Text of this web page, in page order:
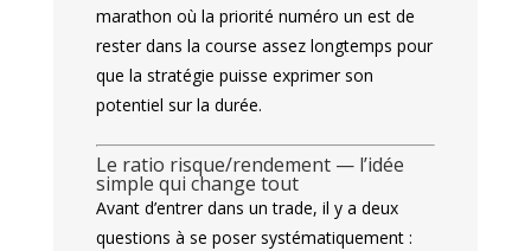
marathon où la priorité numéro un est de
rester dans la course assez longtemps pour
que la stratégie puisse exprimer son
potentiel sur la durée.
Le ratio risque/rendement — l’idée
simple qui change tout
Avant d’entrer dans un trade, il y a deux
questions à se poser systématiquement :